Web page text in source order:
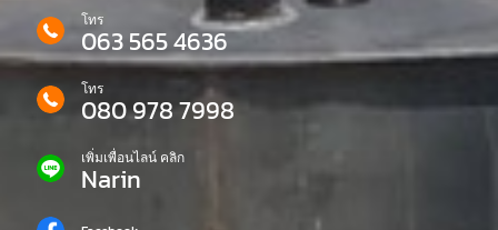
โทร
063 565 4636
โทร
080 978 7998
เพิ่มเพื่อนไลน์ คลิก
Narin